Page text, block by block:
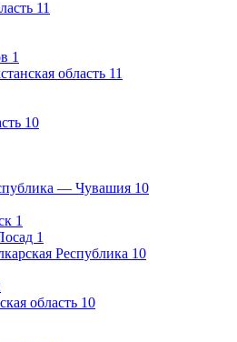
11
1
область 11
10
— Чувашия 10
1
1
Республика 10
область 10